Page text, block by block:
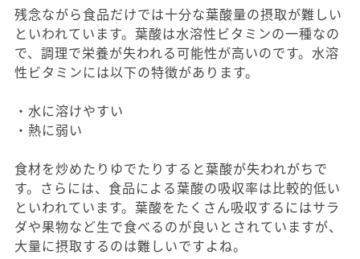
残念ながら食品だけでは十分な葉酸量の摂取が難しい
といわれています。葉酸は水溶性ビタミンの一種なの
で、調理で栄養が失われる可能性が高いのです。水溶
性ビタミンには以下の特徴があります。
・水に溶けやすい
・熱に弱い
食材を炒めたりゆでたりすると葉酸が失われがちで
す。さらには、食品による葉酸の吸収率は比較的低い
といわれています。葉酸をたくさん吸収するにはサラ
ダや果物など生で食べるのが良いとされていますが、
大量に摂取するのは難しいですよね。